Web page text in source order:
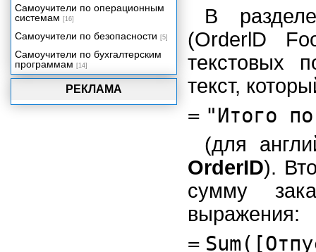
В
(OrderlD
текстовых
текст,
= "Итого
(для
OrderID).
сумму
выражения:
=
РЕКЛАМА
Интеграция Access 2002 с
другими компонентами Office
2002
приложений Access
Проекты Microsoft Access 2002
Репликация баз данных
Миграция приложений
Самоучители по операционным
системам [16]
Самоучители по безопасности [5]
Самоучители по бухгалтерским
программам [14]